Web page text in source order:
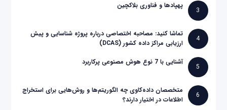
3
پهپادها و فناوری بلاکچین
4
تماشا کنید: مصاحبه اختصاصی درباره پروژه شناسایی و پیش
ارزیابی مراکز داده کشور (DCAS)
5
آشنایی با 7 نوع هوش مصنوعی پرکاربرد
6
متخصصان داده‌کاوی چه الگوریتم‌ها و روش‌هایی برای استخراج
اطلاعات در اختیار دارند؟